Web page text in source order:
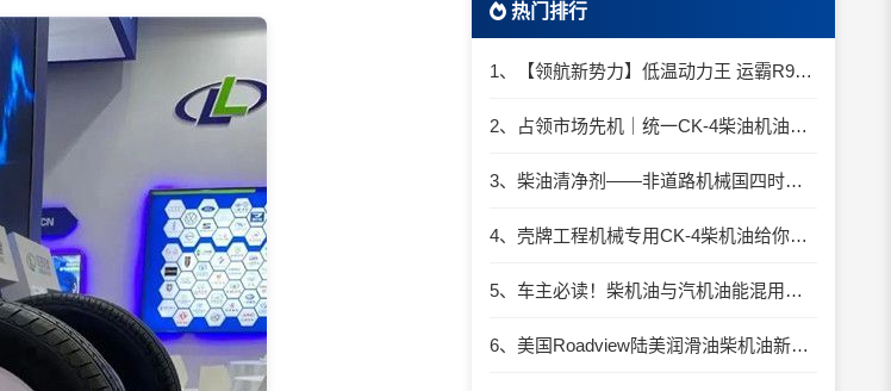
热门排行
1、【领航新势力】低温动力王 运霸R9合成技术柴机油
2、占领市场先机｜统一CK-4柴油机油强力出击！
3、柴油清净剂——非道路机械国四时代的助力器
4、壳牌工程机械专用CK-4柴机油给你坚实助力，向国四时代迈进！
5、车主必读！柴机油与汽机油能混用吗？
6、美国Roadview陆美润滑油柴机油新包装上市